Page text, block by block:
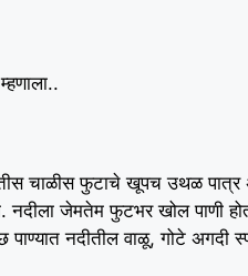
चाळीस फुटाचे खूपच उथळ पात्र
नदीला जेमतेम फुटभर खोल पाणी
नदीतील वाळू, गोटे अगदी